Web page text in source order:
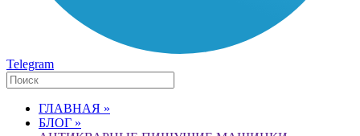
Telegram
ГЛАВНАЯ »
БЛОГ »